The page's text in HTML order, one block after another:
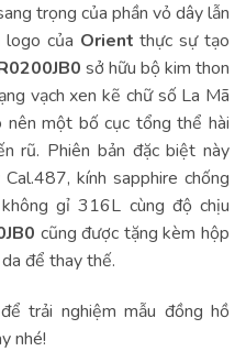
trọng của phần vỏ dây lẫn
của Orient thực sự tạo
sở hữu bộ kim thon
vạch xen kẽ chữ số La Mã
một bố cục tổng thể hài
rũ. Phiên bản đặc biệt này
kính sapphire chống
gỉ 316L cùng độ chịu
cũng được tặng kèm hộp
để thay thế.
để trải nghiệm mẫu đồng hồ
nhé!